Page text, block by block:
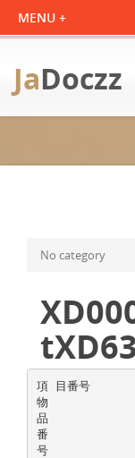
JaDoczz
No category
項 目番号
物
品
番
号